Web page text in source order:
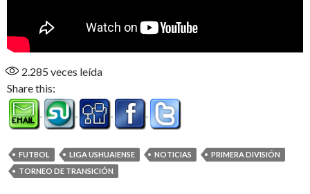
2.285 veces leída
Share this:
FUTBOL LIGA USHUAIENSE NOTICIAS
PRIMERA DIVISIÓN
TORNEO DE TRANSICIÓN